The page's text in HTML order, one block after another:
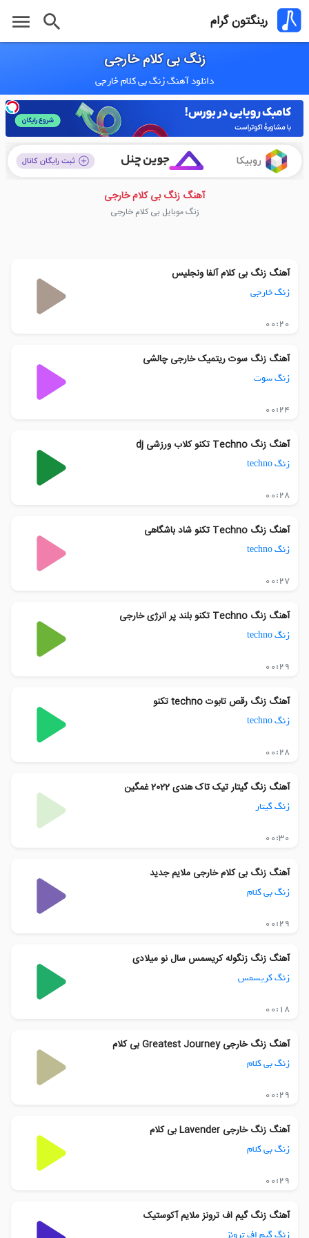
رینگتون گرام search
menu
زنگ بی کلام خارجی
دانلود آهنگ زنگ بی کلام خارجی
آهنگ زنگ بی کلام خارجی
زنگ موبایل بی کلام خارجی
آهنگ زنگ بی کلام آلفا ونجلیس
زنگ خارجی
00:20
آهنگ زنگ سوت ریتمیک خارجی چالشی
زنگ سوت
00:24
آهنگ زنگ Techno تکنو کلاب ورزشی dj
زنگ techno
00:28
آهنگ زنگ Techno تکنو شاد باشگاهی
زنگ techno
00:27
آهنگ زنگ Techno تکنو بلند پر انرژی خارجی
زنگ techno
00:29
آهنگ زنگ رقص تابوت techno تکنو
زنگ techno
00:28
آهنگ زنگ گیتار تیک تاک هندی 2022 غمگین
زنگ گیتار
00:30
آهنگ زنگ بی کلام خارجی ملایم جدید
زنگ بی کلام
00:29
آهنگ زنگ زنگوله کریسمس سال نو میلادی
زنگ کریسمس
00:18
آهنگ زنگ خارجی Greatest Journey بی کلام
زنگ بی کلام
00:29
آهنگ زنگ خارجی Lavender بی کلام
زنگ بی کلام
00:29
آهنگ زنگ گیم اف ترونز ملایم آکوستیک
زنگ گیم اف ترونز